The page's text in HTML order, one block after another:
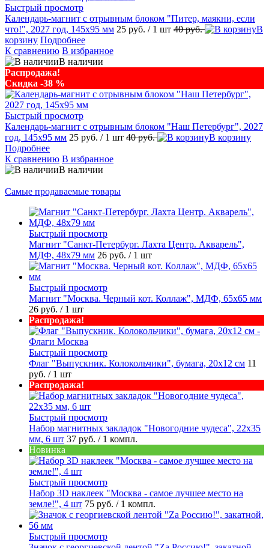
Быстрый просмотр
Календарь-магнит с отрывным блоком "Питер, маякни, если
что!", 2027 год, 145х95 мм 25 руб. / 1 шт 40 руб.
В
корзину Подробнее
К сравнению В избранное
В наличии
Распродажа!
Скидка -38 %
Быстрый просмотр
Календарь-магнит с отрывным блоком "Наш Петербург", 2027
год, 145х95 мм 25 руб. / 1 шт 40 руб.
В корзину
Подробнее
К сравнению В избранное
В наличии
Самые продаваемые товары
Быстрый просмотр
Магнит "Санкт-Петербург. Лахта Центр. Акварель",
МДФ, 48х79 мм 26 руб. / 1 шт
Быстрый просмотр
Магнит "Москва. Черный кот. Коллаж", МДФ, 65х65 мм
26 руб. / 1 шт
Распродажа!
Быстрый просмотр
Флаг "Выпускник. Колокольчики", бумага, 20х12 см 11
руб. / 1 шт
Распродажа!
Быстрый просмотр
Набор магнитных закладок "Новогодние чудеса", 22х35
мм, 6 шт 37 руб. / 1 компл.
Новинка
Быстрый просмотр
Набор 3D наклеек "Москва - самое лучшее место на
земле!", 4 шт 75 руб. / 1 компл.
Быстрый просмотр